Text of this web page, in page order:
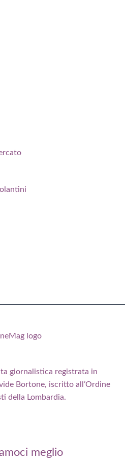
giornalistica registrata in
Bortone, iscritto all’Ordine
della Lombardia.
meglio